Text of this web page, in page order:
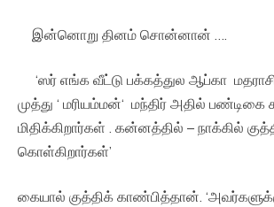
இன்னொறு தினம் சொன்னான் ….
‘ஸர் எங்க வீட்டு பக்கத்துல ஆப்கா மதராசி
முத்து ‘ மரியம்மன்‘ மந்திர் அதில் பண்டிகை
மிதிக்கிறார்கள் . கன்னத்தில் – நாக்கில்
கொள்கிறார்கள்’
கையால் குத்திக் காண்பித்தான்.